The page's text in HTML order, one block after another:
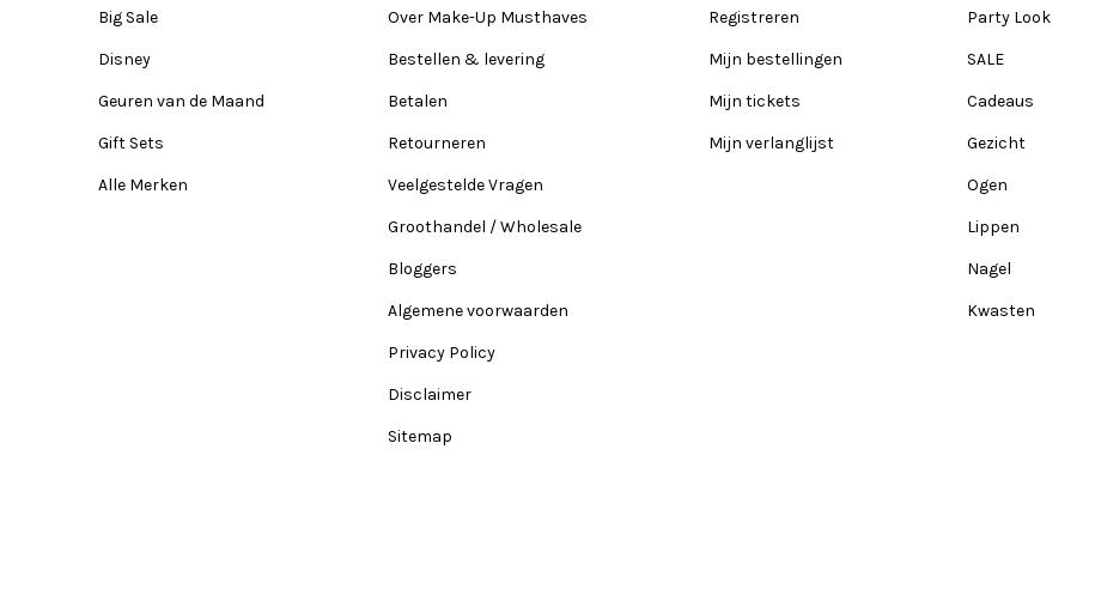
Big Sale
Disney
Geuren van de Maand
Gift Sets
Alle Merken
Over Make-Up Musthaves
Bestellen & levering
Betalen
Retourneren
Veelgestelde Vragen
Groothandel / Wholesale
Bloggers
Algemene voorwaarden
Privacy Policy
Disclaimer
Sitemap
Registreren
Mijn bestellingen
Mijn tickets
Mijn verlanglijst
Party Look
SALE
Cadeaus
Gezicht
Ogen
Lippen
Nagel
Kwasten